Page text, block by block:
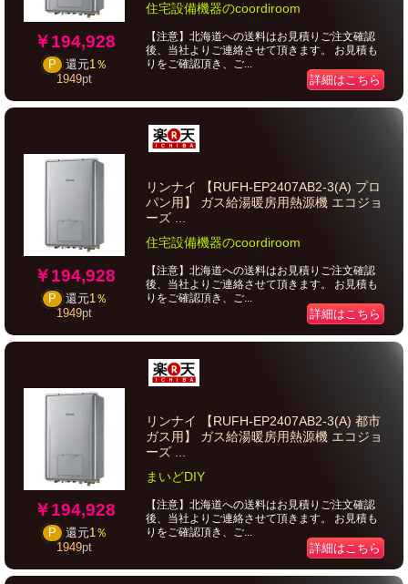
￥194,928
P 還元1％
1949pt
住宅設備機器のcoordiroom
【注意】北海道への送料はお見積りご注文確認
後、当社よりご連絡させて頂きます。 お見積も
りをご確認頂き、ご...
詳細はこちら
￥194,928
P 還元1％
1949pt
リンナイ 【RUFH-EP2407AB2-3(A) プロ
パン用】 ガス給湯暖房用熱源機 エコジョ
ーズ ...
住宅設備機器のcoordiroom
【注意】北海道への送料はお見積りご注文確認
後、当社よりご連絡させて頂きます。 お見積も
りをご確認頂き、ご...
詳細はこちら
￥194,928
P 還元1％
1949pt
リンナイ 【RUFH-EP2407AB2-3(A) 都市
ガス用】 ガス給湯暖房用熱源機 エコジョ
ーズ ...
まいどDIY
【注意】北海道への送料はお見積りご注文確認
後、当社よりご連絡させて頂きます。 お見積も
りをご確認頂き、ご...
詳細はこちら